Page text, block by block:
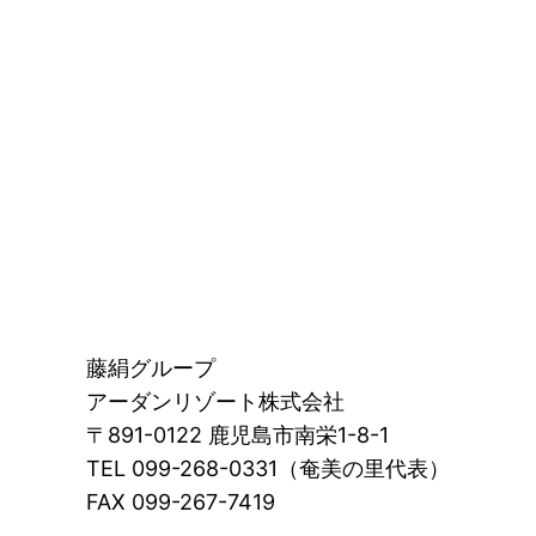
藤絹グループ
アーダンリゾート株式会社
〒891-0122 鹿児島市南栄1-8-1
TEL 099-268-0331（奄美の里代表）
FAX 099-267-7419